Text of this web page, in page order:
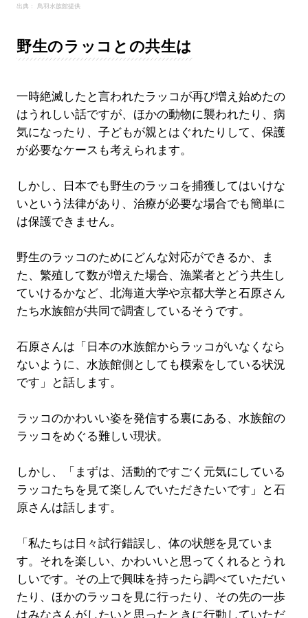
出典： 鳥羽水族館提供
野生のラッコとの共生は
一時絶滅したと言われたラッコが再び増え始めたの
はうれしい話ですが、ほかの動物に襲われたり、病
気になったり、子どもが親とはぐれたりして、保護
が必要なケースも考えられます。
しかし、日本でも野生のラッコを捕獲してはいけな
いという法律があり、治療が必要な場合でも簡単に
は保護できません。
野生のラッコのためにどんな対応ができるか、ま
た、繁殖して数が増えた場合、漁業者とどう共生し
ていけるかなど、北海道大学や京都大学と石原さん
たち水族館が共同で調査しているそうです。
石原さんは「日本の水族館からラッコがいなくなら
ないように、水族館側としても模索をしている状況
です」と話します。
ラッコのかわいい姿を発信する裏にある、水族館の
ラッコをめぐる難しい現状。
しかし、「まずは、活動的ですごく元気にしている
ラッコたちを見て楽しんでいただきたいです」と石
原さんは話します。
「私たちは日々試行錯誤し、体の状態を見ていま
す。それを楽しい、かわいいと思ってくれるとうれ
しいです。その上で興味を持ったら調べていただい
たり、ほかのラッコを見に行ったり、その先の一歩
はみなさんがしたいと思ったときに行動していただ